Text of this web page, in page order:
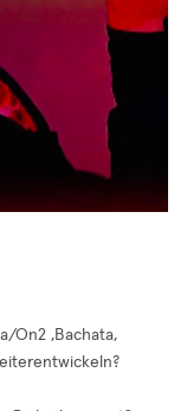
On2 ,Bachata,